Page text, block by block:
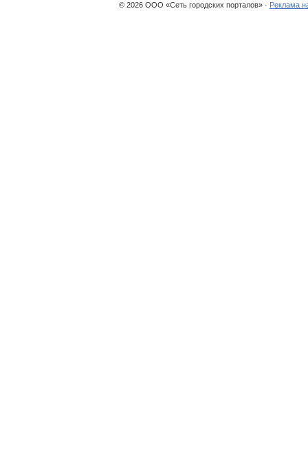
© 2026 ООО «Сеть городских порталов» · Реклама